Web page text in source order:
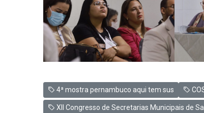
4ª mostra pernambuco aqui tem sus
XII Congresso de Secretarias Municipais de